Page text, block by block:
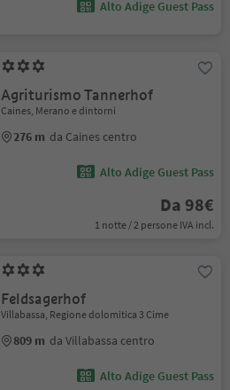
Alto Adige Guest Pass
Agriturismo Tannerhof
Caines, Merano e dintorni
276 m da Caines centro
Alto Adige Guest Pass
Da 98€
1 notte / 2 persone IVA incl.
Feldsagerhof
Villabassa, Regione dolomitica 3 Cime
809 m da Villabassa centro
Alto Adige Guest Pass